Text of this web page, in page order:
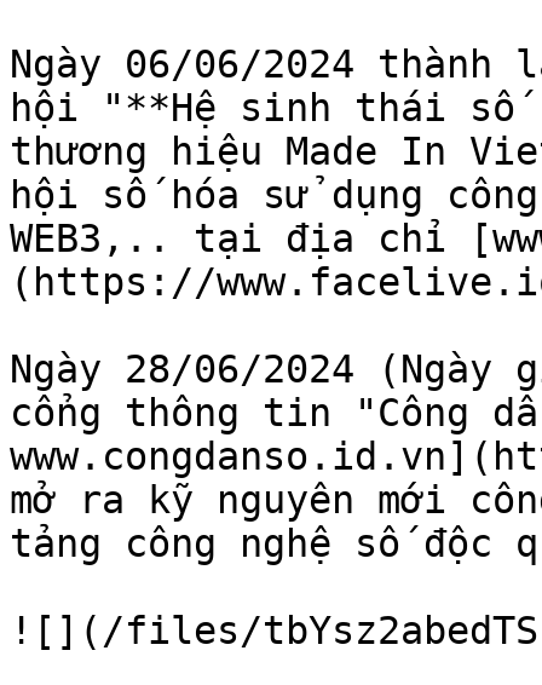
Ngày 06/06/2024 thành
hội "**Hệ sinh thái số
thương hiệu Made In
hội số hóa sử dụng
WEB3,.. tại địa chỉ
(https://
Ngày 28/06/2024
cổng thông tin "Công
mở ra kỹ nguyên mới
tảng công nghệ số độc
![](/files/